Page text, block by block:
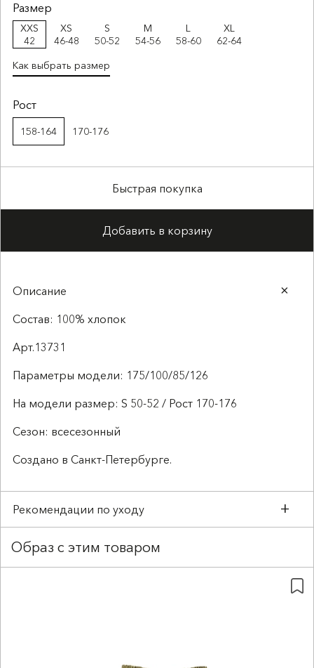
Размер
XXS
42
XS
46-48
S
50-52
M
54-56
L
58-60
XL
62-64
Как выбрать размер
Рост
158-164 170-176
Быстрая покупка
Добавить в корзину
Описание
Состав: 100% хлопок
Арт.13731
Параметры модели: 175/100/85/126
На модели размер: S 50-52 / Рост 170-176
Сезон: всесезонный
Создано в Санкт-Петербурге.
Рекомендации по уходу
Образ с этим товаром